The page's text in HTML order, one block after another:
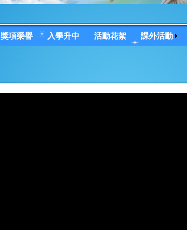
獎項榮譽 入學升中 活動花絮 課外活動